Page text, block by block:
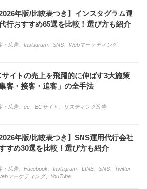
2026年版/比較表つき】インスタグラム運
行おすすめ65選を比較！選び方も紹介
・広告、 Instagram SNS Webマーケティング
サイトの売上を飛躍的に伸ばす3大施策
集客・接客・追客」の全手法
・広告、 ec ECサイト リスティング広告
2026年版/比較表つき】SNS運用代行会社
すめ30選を比較！選び方も紹介
・広告、 Facebook Instagram LINE、 SNS
Twitter
マーケティング、 YouTube